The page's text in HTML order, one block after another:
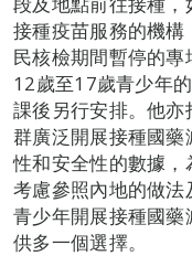
接種疫苗服務的機
民核檢期間暫停的
12歲至17歲青少年
課後另行安排。他
群廣泛開展接種國
性和安全性的數據，
考慮參照內地的做
青少年開展接種國
供多一個選擇。